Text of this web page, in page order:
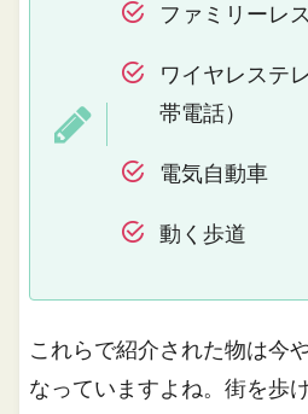
ファミリーレ
ワイヤレステ
帯電話）
電気自動車
動く歩道
これらで紹介された物は今
なっていますよね。街を歩